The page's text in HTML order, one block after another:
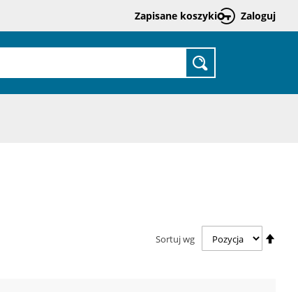
Zaloguj
Zapisane koszyki
do
Sortuj wg